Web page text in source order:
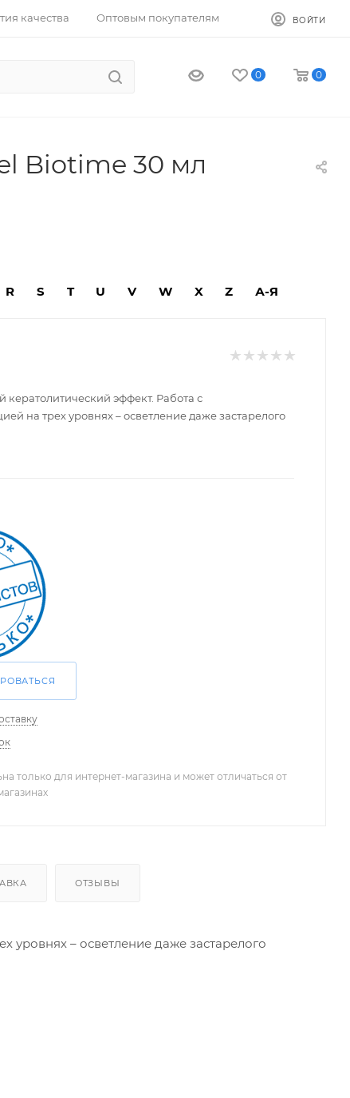
качества Оптовым покупателям ВОЙТИ
0 0
Biotime 30 мл
R S T U V W X Z А-Я
кератолитический эффект. Работа с
на трех уровнях – осветление даже застарелого
только для интернет-магазина и может отличаться от
ОТЗЫВЫ
уровнях – осветление даже застарелого